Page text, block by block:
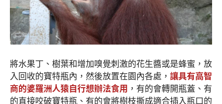
將水果丁、樹葉和增加嗅覺刺激的花生醬或是蜂蜜，放
入回收的寶特瓶內，然後放置在園內各處， 讓具有高智
商的婆羅洲人猿自行想辦法食用 ，有的會轉開瓶蓋、有
的直接咬破寶特瓶、有的會將樹枝撕成適合插入瓶口的